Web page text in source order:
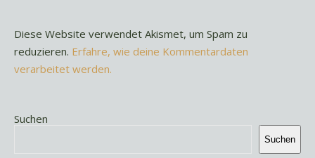
Diese Website verwendet Akismet, um Spam zu
reduzieren. Erfahre, wie deine Kommentardaten
verarbeitet werden.
Suchen
Suchen